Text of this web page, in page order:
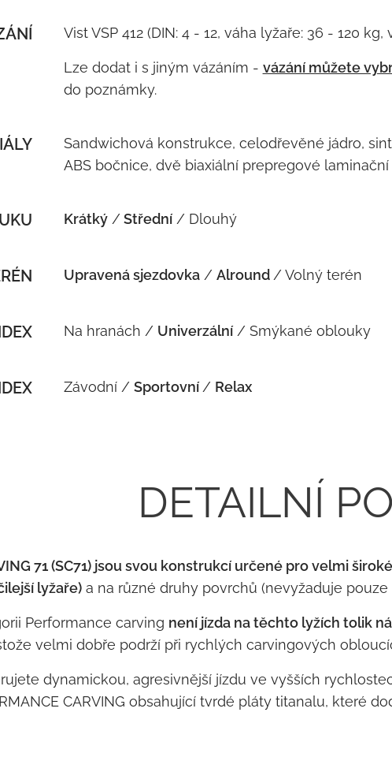
Vist VSP 412 (DIN: 4 - 12, váha lyžaře: 36 - 120
Lze dodat i s jiným vázáním - vázání můžete
do poznámky.
Sandwichová konstrukce, celodřevěné jádro,
ABS bočnice, dvě biaxiální prepregové
Krátký/ Střední/ Dlouhý
Upravená sjezdovka/ Alround / Volný terén
Na hranách / Univerzální/ Smýkané oblouky
Závodní /Sportovní/ Relax
DETAILNÍ
71 (SC71) jsou svou konstrukcí určené pro velmi
lyžaře)a na různé druhy povrchů (nevyžaduje pouze
Performance carving není jízda na těchto lyžích tolik
velmi dobře podrží při rychlých carvingových
dynamickou, agresivnější jízdu ve vyšších
CARVING obsahující tvrdé pláty titanalu, které